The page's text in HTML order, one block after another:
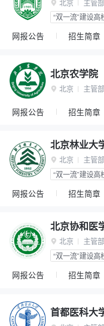
 北京 主管部
“双一流”建设高
网报公告 招生简章
北京农学院
 北京 主管部
网报公告 招生简章
北京林业大
 北京 主管部
“双一流”建设高
网报公告 招生简章
北京协和医
 北京 主管部
“双一流”建设高
网报公告 招生简章
首都医科大